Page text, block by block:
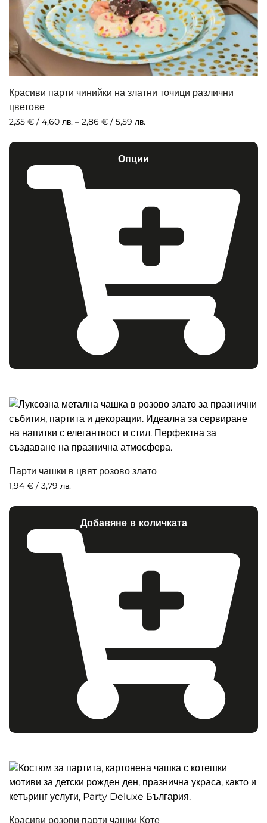
Красиви парти чинийки на златни точици различни
цветове
2,35 € / 4,60 лв. – 2,86 € / 5,59 лв.
Опции
Парти чашки в цвят розово злато
1,94 € / 3,79 лв.
Добавяне в количката
Красиви розови парти чашки Коте